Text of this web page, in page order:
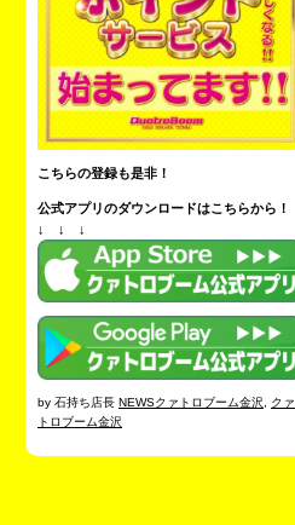
こちらの登録も是非！
公式アプリのダウンロードはこちらから！
↓ ↓ ↓
by 石持ち店長 NEWSクァトロブーム金沢
クァ
トロブーム金沢